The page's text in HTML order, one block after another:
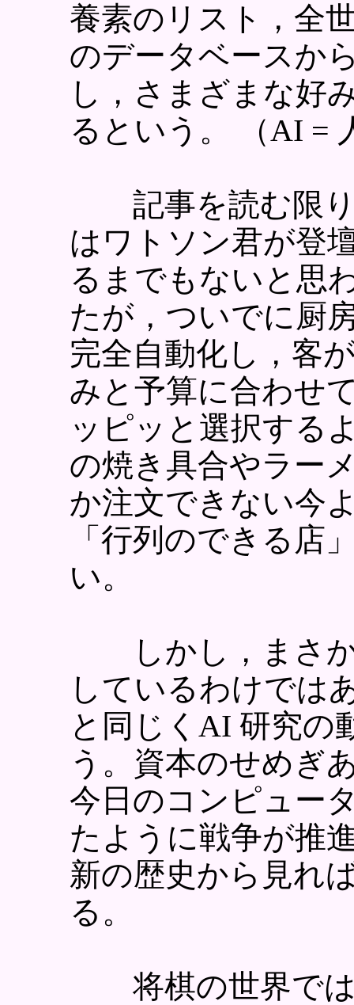
養素のリスト，全
のデータベースか
し，さまざまな好
るという。 （AI =
記事を読む限
はワトソン君が登
るまでもないと思
たが，ついでに厨
完全自動化し，客
みと予算に合わせ
ッピッと選択する
の焼き具合やラー
か注文できない今
「行列のできる店
い。
しかし，まさか
しているわけでは
と同じくAI 研究の
う。資本のせめぎ
今日のコンピュー
たように戦争が推
新の歴史から見れ
る。
将棋の世界では